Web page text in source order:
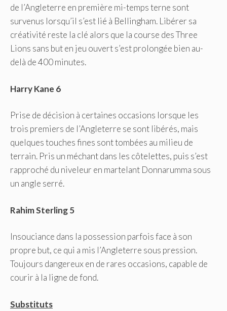
de l’Angleterre en première mi-temps terne sont
survenus lorsqu’il s’est lié à Bellingham. Libérer sa
créativité reste la clé alors que la course des Three
Lions sans but en jeu ouvert s’est prolongée bien au-
delà de 400 minutes.
Harry Kane 6
Prise de décision à certaines occasions lorsque les
trois premiers de l’Angleterre se sont libérés, mais
quelques touches fines sont tombées au milieu de
terrain. Pris un méchant dans les côtelettes, puis s’est
rapproché du niveleur en martelant Donnarumma sous
un angle serré.
Rahim Sterling 5
Insouciance dans la possession parfois face à son
propre but, ce qui a mis l’Angleterre sous pression.
Toujours dangereux en de rares occasions, capable de
courir à la ligne de fond.
Substituts